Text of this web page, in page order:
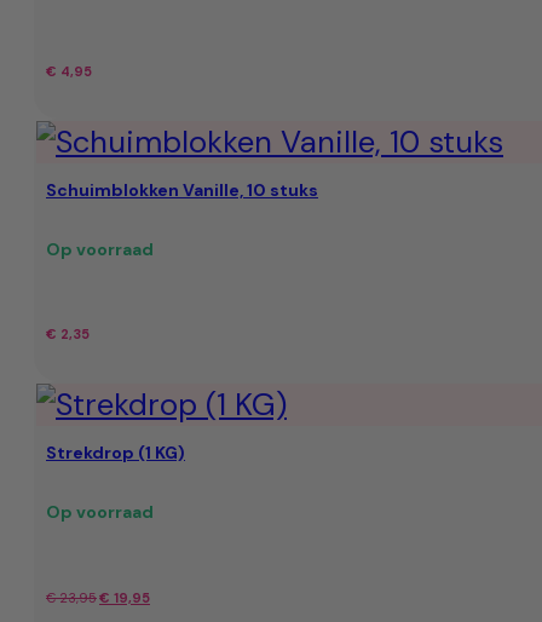
€ 4,95
Schuimblokken Vanille, 10 stuks
Op voorraad
€ 2,35
Strekdrop (1 KG)
Op voorraad
€23,95Oorspronkelijke
€ 19,95Huidige